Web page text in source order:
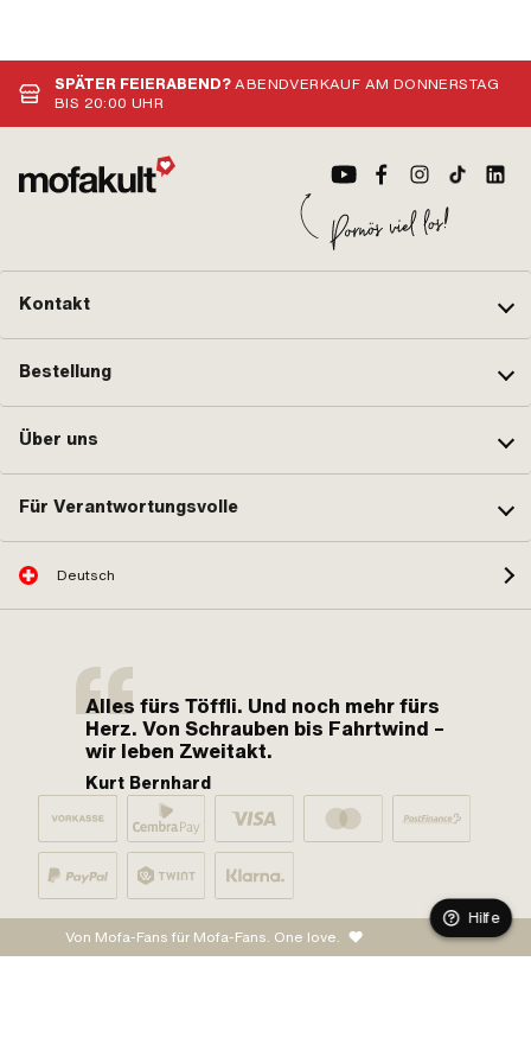
SPÄTER FEIERABEND?ABENDVERKAUF AM DONNERSTAG
BIS 20:00 UHR
Kontakt
Bestellung
Über uns
Für Verantwortungsvolle
Deutsch
Alles fürs Töffli. Und noch mehr fürs
Herz. Von Schrauben bis Fahrtwind –
wir leben Zweitakt.
Kurt Bernhard
Von Mofa-Fans für Mofa-Fans. One love.
Hilfe